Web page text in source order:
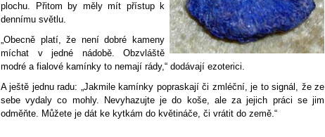
plochu. Přitom by měly mít přístup k
dennímu světlu.
„Obecně platí, že není dobré kameny
míchat v jedné nádobě. Obzvláště
modré a fialové kamínky to nemají rády,“ dodávají ezoterici.
A ještě jednu radu: „Jakmile kamínky popraskají či zmléční, je to signál, že ze
sebe vydaly co mohly. Nevyhazujte je do koše, ale za jejich práci se jim
odměňte. Můžete je dát ke kytkám do květináče, či vrátit do země.“